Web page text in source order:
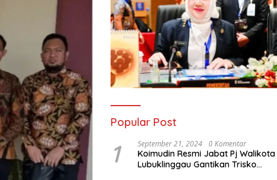
Popular Post
1 September 21, 2024 0 Komentar
Koimudin Resmi Jabat Pj Walikota
Lubuklinggau Gantikan Trisko